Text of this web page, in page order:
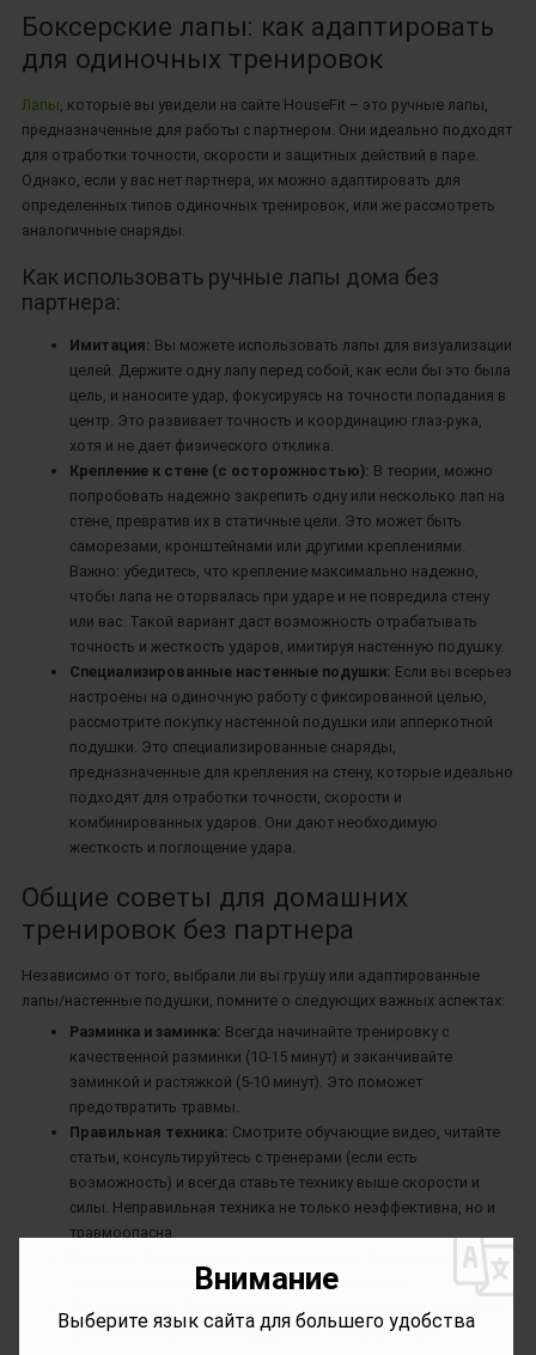
Боксерские лапы: как адаптировать
для одиночных тренировок
Лапы, которые вы увидели на сайте HouseFit – это ручные лапы,
предназначенные для работы с партнером. Они идеально подходят
для отработки точности, скорости и защитных действий в паре.
Однако, если у вас нет партнера, их можно адаптировать для
определенных типов одиночных тренировок, или же рассмотреть
аналогичные снаряды.
Как использовать ручные лапы дома без
партнера:
Имитация: Вы можете использовать лапы для визуализации
целей. Держите одну лапу перед собой, как если бы это была
цель, и наносите удар, фокусируясь на точности попадания в
центр. Это развивает точность и координацию глаз-рука,
хотя и не дает физического отклика.
Крепление к стене (с осторожностью): В теории, можно
попробовать надежно закрепить одну или несколько лап на
стене, превратив их в статичные цели. Это может быть
саморезами, кронштейнами или другими креплениями.
Важно: убедитесь, что крепление максимально надежно,
чтобы лапа не оторвалась при ударе и не повредила стену
или вас. Такой вариант даст возможность отрабатывать
точность и жесткость ударов, имитируя настенную подушку.
Специализированные настенные подушки: Если вы всерьез
настроены на одиночную работу с фиксированной целью,
рассмотрите покупку настенной подушки или апперкотной
подушки. Это специализированные снаряды,
предназначенные для крепления на стену, которые идеально
подходят для отработки точности, скорости и
комбинированных ударов. Они дают необходимую
жесткость и поглощение удара.
Общие советы для домашних
тренировок без партнера
Независимо от того, выбрали ли вы грушу или адаптированные
лапы/настенные подушки, помните о следующих важных аспектах:
Разминка и заминка: Всегда начинайте тренировку с
качественной разминки (10-15 минут) и заканчивайте
заминкой и растяжкой (5-10 минут). Это поможет
предотвратить травмы.
Правильная техника: Смотрите обучающие видео, читайте
статьи, консультируйтесь с тренерами (если есть
возможность) и всегда ставьте технику выше скорости и
силы. Неправильная техника не только неэффективна, но и
травмоопасна.
Тренируйтесь перед зеркалом. Это поможет вам
видеть свои ошибки и корректировать технику.
Визуализация:
Представляйте перед собой противника, его
движения, свои ответные действия. Это развивает
*
Внимание
Выберите язык сайта для большего удобства